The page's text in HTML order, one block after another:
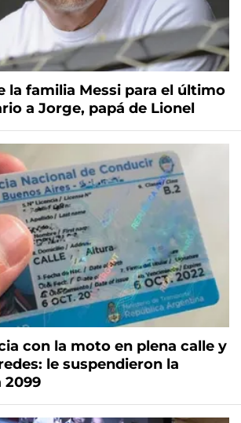
la familia Messi para el último
a Jorge, papá de Lionel
con la moto en plena calle y
le suspendieron la
2099